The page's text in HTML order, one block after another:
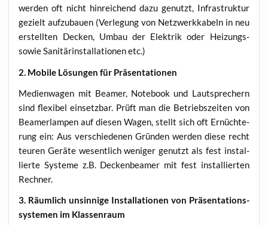
wer­den oft nicht hin­rei­chend dazu genutzt, Infra­struk­tur
gezielt auf­zu­bau­en (Ver­le­gung von Netz­werk­ka­beln in neu
erstell­ten Decken, Umbau der Elek­trik oder Hei­zungs-
sowie Sani­tär­in­stal­la­tio­nen etc.)
2. Mobi­le Lösun­gen für Präsentationen
Medi­en­wa­gen mit Bea­mer, Note­book und Laut­spre­chern
sind fle­xi­bel ein­setz­bar. Prüft man die Betriebs­zei­ten von
Bea­mer­lam­pen auf die­sen Wagen, stellt sich oft Ernüch­te­
rung ein: Aus ver­schie­de­nen Grün­den wer­den die­se recht
teu­ren Gerä­te wesent­lich weni­ger genutzt als fest instal­
lier­te Sys­te­me z.B. Decken­bea­mer mit fest instal­lier­ten
Rechner.
3. Räum­lich unsin­ni­ge Instal­la­tio­nen von Prä­sen­ta­ti­ons­
sys­te­men im Klassenraum